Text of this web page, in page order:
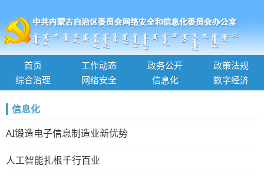
首页 工作动态 政务公开
政策法规
综合治理
网络安全 信息化 数字经济
信息化
AI锻造电子信息制造业新优势
人工智能扎根千行百业